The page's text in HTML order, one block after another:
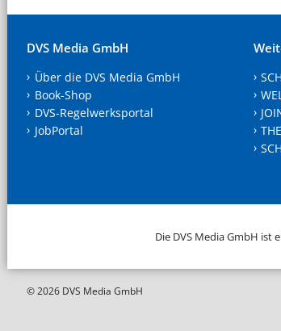
DVS Media GmbH
Über die DVS Media GmbH
Book-Shop
DVS-Regelwerksportal
JobPortal
Die DVS Media GmbH ist
© 2026 DVS Media GmbH